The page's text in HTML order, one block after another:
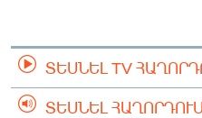
ՏԵՍՆԵԼ TV
ՏԵՍՆԵԼ